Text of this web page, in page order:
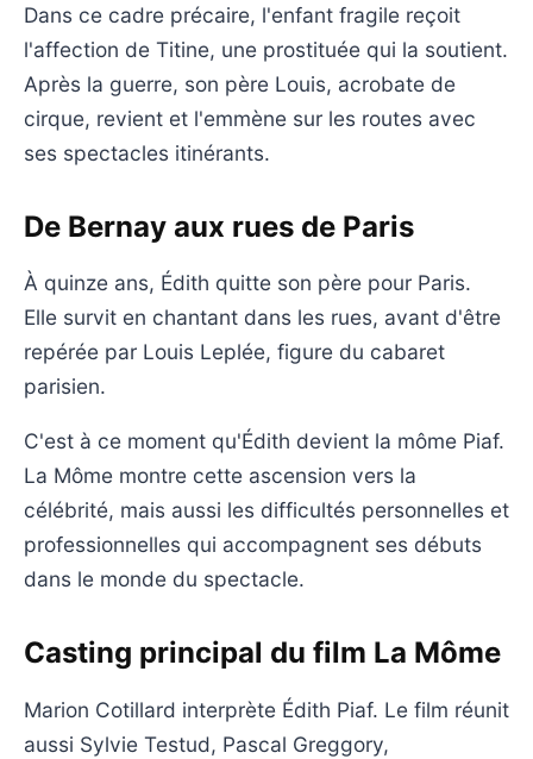
Dans ce cadre précaire, l'enfant fragile reçoit
l'affection de Titine, une prostituée qui la soutient.
Après la guerre, son père Louis, acrobate de
cirque, revient et l'emmène sur les routes avec
ses spectacles itinérants.
De Bernay aux rues de Paris
À quinze ans, Édith quitte son père pour Paris.
Elle survit en chantant dans les rues, avant d'être
repérée par Louis Leplée, figure du cabaret
parisien.
C'est à ce moment qu'Édith devient la môme Piaf.
La Môme montre cette ascension vers la
célébrité, mais aussi les difficultés personnelles et
professionnelles qui accompagnent ses débuts
dans le monde du spectacle.
Casting principal du film La Môme
Marion Cotillard interprète Édith Piaf. Le film réunit
aussi Sylvie Testud, Pascal Greggory,